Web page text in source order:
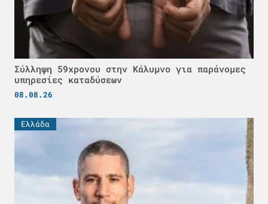
Σύλληψη 59χρονου στην Κάλυμνο για παράνομες
υπηρεσίες καταδύσεων
08.08.26
Ελλάδα